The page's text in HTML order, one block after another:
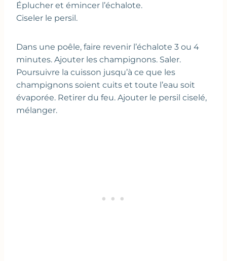
Éplucher et émincer l’échalote.
Ciseler le persil.
Dans une poêle, faire revenir l’échalote 3 ou 4
minutes. Ajouter les champignons. Saler.
Poursuivre la cuisson jusqu’à ce que les
champignons soient cuits et toute l’eau soit
évaporée. Retirer du feu. Ajouter le persil ciselé,
mélanger.